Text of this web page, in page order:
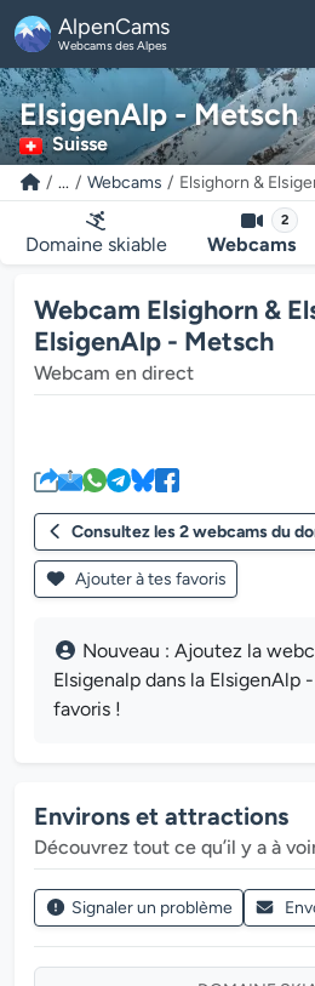
AlpenCams
Webcams des Alpes
ElsigenAlp - Metsch
Suisse
... Webcams Elsighorn &
Domaine skiable
2
Webcams
Webcam Elsighorn &
ElsigenAlp - Metsch
Webcam en direct
Consultez les 2 webcams du
Ajouter à tes favoris
Nouveau : Ajoutez la
Elsigenalp dans la ElsigenAlp
favoris !
Environs et attractions
Découvrez tout ce qu’il y a à
Signaler un problème